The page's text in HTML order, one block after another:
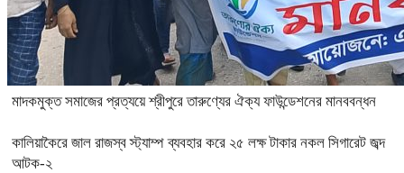
মাদকমুক্ত সমাজের প্রত্যয়ে শ্রীপুরে তারুণ্যের ঐক্য ফাউন্ডেশনের মানববন্ধন
কালিয়াকৈরে জাল রাজস্ব স্ট্যাম্প ব্যবহার করে ২৫ লক্ষ টাকার নকল সিগারেট জব্দ
আটক-২